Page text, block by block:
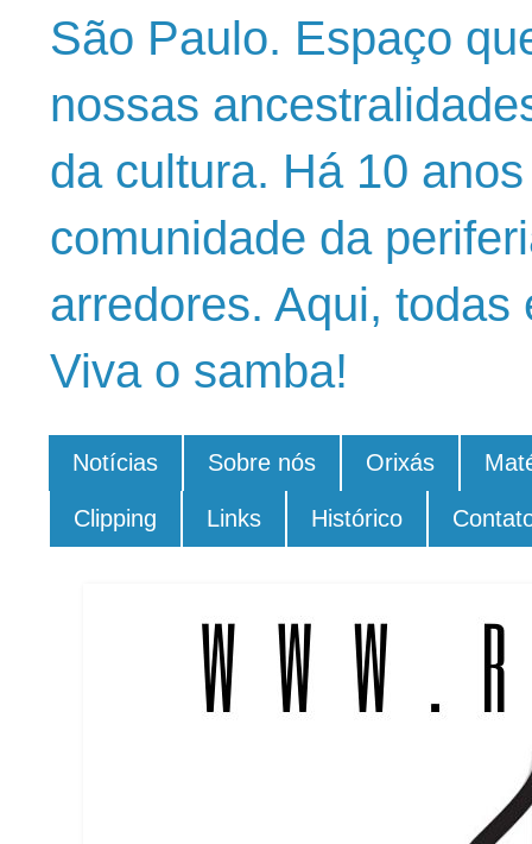
São Paulo. Espaço
nossas
da cultura. Há 10
comunidade da
arredores. Aqui,
Viva o samba!
Notícias Sobre nós Orixás
Clipping Links Histórico